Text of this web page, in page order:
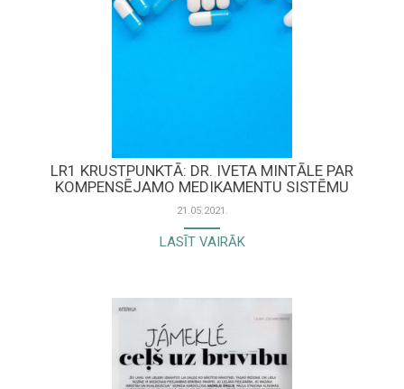
LR1 KRUSTPUNKTĀ: DR. IVETA MINTĀLE PAR
KOMPENSĒJAMO MEDIKAMENTU SISTĒMU
21.05.2021.
LASĪT VAIRĀK